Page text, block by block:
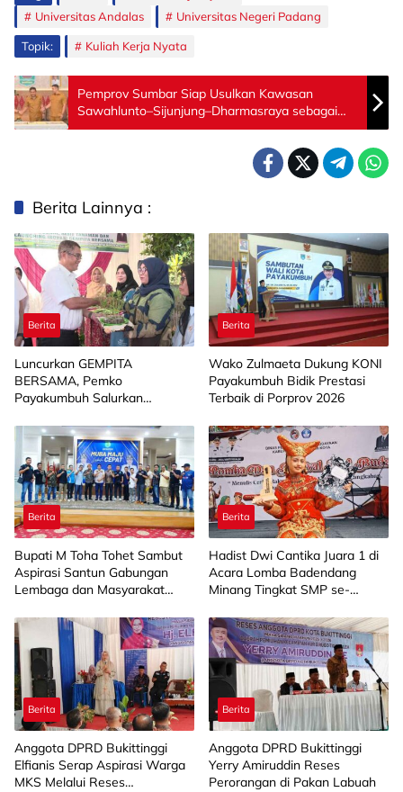
Universitas Andalas
Universitas Negeri Padang
Topik: Kuliah Kerja Nyata
Pemprov Sumbar Siap Usulkan Kawasan
Sawahlunto–Sijunjung–Dharmasraya sebagai
Kawasan PSN
Berita Lainnya :
Berita
Luncurkan GEMPITA
BERSAMA, Pemko
Payakumbuh Salurkan
kepada 15 KWT
Berita
Wako Zulmaeta Dukung KONI
Payakumbuh Bidik Prestasi
Terbaik di Porprov 2026
Berita
Bupati M Toha Tohet Sambut
Aspirasi Santun Gabungan
Lembaga dan Masyarakat
Berita
Hadist Dwi Cantika Juara 1 di
Acara Lomba Badendang
Minang Tingkat SMP se-
Berita
Anggota DPRD Bukittinggi
Elfianis Serap Aspirasi Warga
MKS Melalui Reses
Berita
Anggota DPRD Bukittinggi
Yerry Amiruddin Reses
Perorangan di Pakan Labuah